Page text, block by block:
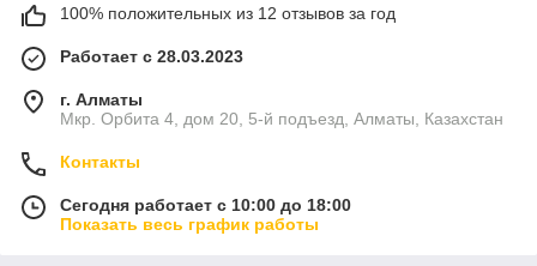
100% положительных из 12 отзывов за год
Работает с 28.03.2023
г. Алматы
Мкр. Орбита 4, дом 20, 5-й подъезд, Алматы, Казахстан
Контакты
Сегодня работает с 10:00 до 18:00
Показать весь график работы